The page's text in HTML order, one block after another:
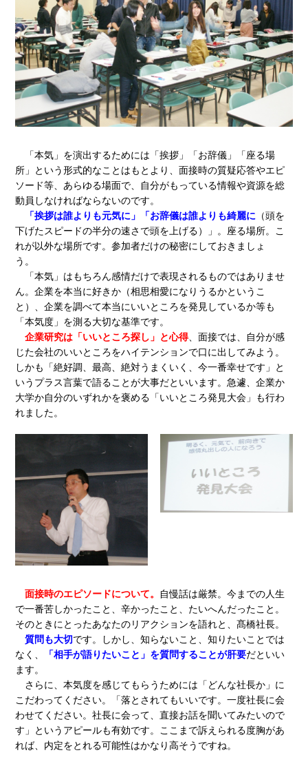
「本気」を演出するためには「挨拶」「お辞儀」「座る場
所」という形式的なことはもとより、面接時の質疑応答やエピ
ソード等、あらゆる場面で、自分がもっている情報や資源を総
動員しなければならないのです。
「挨拶は誰よりも元気に」「お辞儀は誰よりも綺麗に （頭を
下げたスピードの半分の速さで頭を上げる）」。座る場所。こ
れが以外な場所です。参加者だけの秘密にしておきましょ
う。
「本気」はもちろん感情だけで表現されるものではありませ
ん。企業を本当に好きか（相思相愛になりうるかというこ
と）、企業を調べて本当にいいところを発見しているか等も
「本気度」を測る大切な基準です。
企業研究は「いいところ探し」と心得、面接では、自分が感
じた会社のいいところをハイテンションで口に出してみよう。
しかも「絶好調、最高、絶対うまくいく、今一番幸せです」と
いうプラス言葉で語ることが大事だといいます。急遽、企業か
大学か自分のいずれかを褒める「いいところ発見大会」も行わ
れました。
面接時のエピソードについて。 自慢話は厳禁。今までの人生
で一番苦しかったこと、辛かったこと、たいへんだったこと。
そのときにとったあなたのリアクションを語れと、髙橋社長。
質問も大切です。しかし、知らないこと、知りたいことでは
なく、
「相手が語りたいこと」を質問することが肝要だといい
ます。
さらに、本気度を感じてもらうためには「どんな社長か」に
こだわってください。「落とされてもいいです。一度社長に会
わせてください。社長に会って、直接お話を聞いてみたいので
す」というアピールも有効です。ここまで訴えられる度胸があ
れば、内定をとれる可能性はかなり高そうですね。